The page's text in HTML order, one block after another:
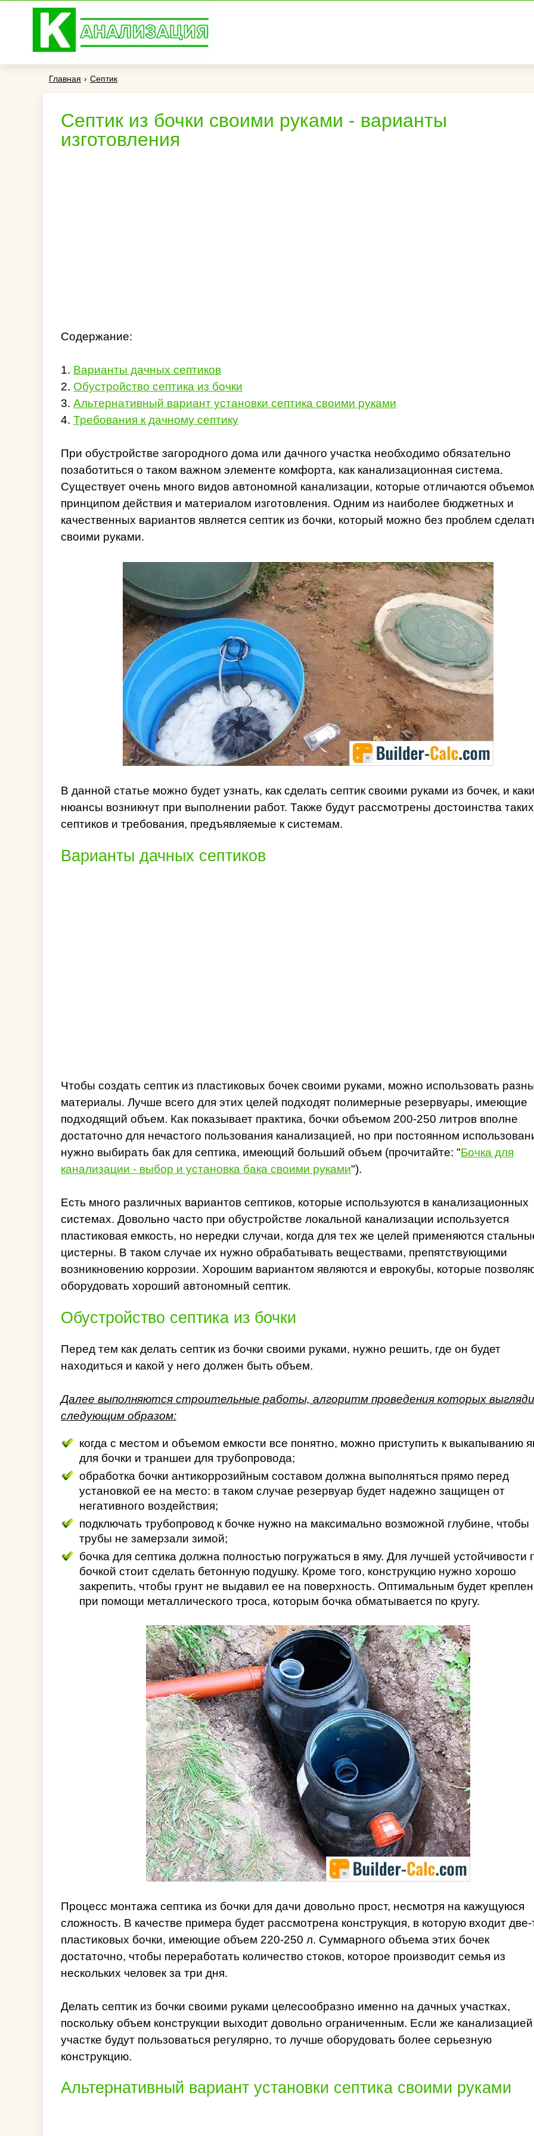
Главная › Септик
Септик из бочки своими руками - варианты
изготовления
Содержание:
1. Варианты дачных септиков
2. Обустройство септика из бочки
3. Альтернативный вариант установки септика своими руками
4. Требования к дачному септику
При обустройстве загородного дома или дачного участка необходимо обязательно
позаботиться о таком важном элементе комфорта, как канализационная система.
Существует очень много видов автономной канализации, которые отличаются
принципом действия и материалом изготовления. Одним из наиболее бюджетных и
качественных вариантов является септик из бочки, который можно без проблем
своими руками.
В данной статье можно будет узнать, как сделать септик своими руками из бочек, и
нюансы возникнут при выполнении работ. Также будут рассмотрены достоинства таких
септиков и требования, предъявляемые к системам.
Варианты дачных септиков
Чтобы создать септик из пластиковых бочек своими руками, можно использовать
материалы. Лучше всего для этих целей подходят полимерные резервуары, имеющие
подходящий объем. Как показывает практика, бочки объемом 200-250 литров вполне
достаточно для нечастого пользования канализацией, но при постоянном
нужно выбирать бак для септика, имеющий больший объем (прочитайте: "Бочка для
канализации - выбор и установка бака своими руками").
Есть много различных вариантов септиков, которые используются в канализационных
системах. Довольно часто при обустройстве локальной канализации используется
пластиковая емкость, но нередки случаи, когда для тех же целей применяются
цистерны. В таком случае их нужно обрабатывать веществами, препятствующими
возникновению коррозии. Хорошим вариантом являются и еврокубы, которые
оборудовать хороший автономный септик.
Обустройство септика из бочки
Перед тем как делать септик из бочки своими руками, нужно решить, где он будет
находиться и какой у него должен быть объем.
Далее выполняются строительные работы, алгоритм проведения которых
следующим образом:
когда с местом и объемом емкости все понятно, можно приступить к выкапыванию
для бочки и траншеи для трубопровода;
обработка бочки антикоррозийным составом должна выполняться прямо перед
установкой ее на место: в таком случае резервуар будет надежно защищен от
негативного воздействия;
подключать трубопровод к бочке нужно на максимально возможной глубине, чтобы
трубы не замерзали зимой;
бочка для септика должна полностью погружаться в яму. Для лучшей устойчивости
бочкой стоит сделать бетонную подушку. Кроме того, конструкцию нужно хорошо
закрепить, чтобы грунт не выдавил ее на поверхность. Оптимальным будет
при помощи металлического троса, которым бочка обматывается по кругу.
Процесс монтажа септика из бочки для дачи довольно прост, несмотря на кажущуюся
сложность. В качестве примера будет рассмотрена конструкция, в которую входит две-
пластиковых бочки, имеющие объем 220-250 л. Суммарного объема этих бочек
достаточно, чтобы переработать количество стоков, которое производит семья из
нескольких человек за три дня.
Делать септик из бочки своими руками целесообразно именно на дачных участках,
поскольку объем конструкции выходит довольно ограниченным. Если же
участке будут пользоваться регулярно, то лучше оборудовать более серьезную
конструкцию.
Альтернативный вариант установки септика своими руками